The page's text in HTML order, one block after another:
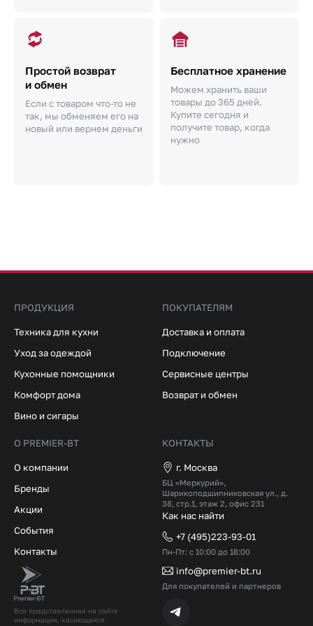
Простой возврат
и обмен
Если с товаром что-то не
так, мы обменяем его на
новый или вернем деньги
Бесплатное хранение
Можем хранить ваши
товары до 365 дней.
Купите сегодня и
получите товар, когда
нужно
Вся представленная на сайте
информация, касающаяся
ПРОДУКЦИЯ
Техника для кухни
Уход за одеждой
Кухонные помощники
Комфорт дома
Вино и сигары
ПОКУПАТЕЛЯМ
Доставка и оплата
Подключение
Сервисные центры
Возврат и обмен
О PREMIER-BT
О компании
Бренды
Акции
События
Контакты
КОНТАКТЫ
г. Москва
БЦ «Меркурий»,
Шарикоподшипниковская ул., д.
38, стр.1, этаж 2, офис 231
Как нас найти
+7 (495)223-93-01
Пн-Пт: с 10:00 до 18:00
info@premier-bt.ru
Для покупателей и партнеров